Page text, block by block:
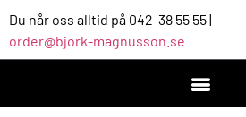
Du når oss alltid på 042-38 55 55 |
order@bjork-magnusson.se